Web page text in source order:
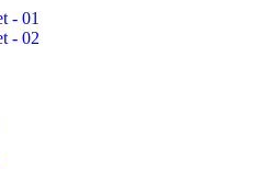
- 01
- 02